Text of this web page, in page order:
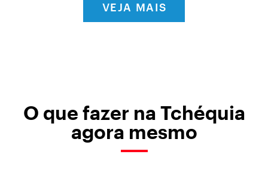
VEJA MAIS
O que fazer na Tchéquia
agora mesmo